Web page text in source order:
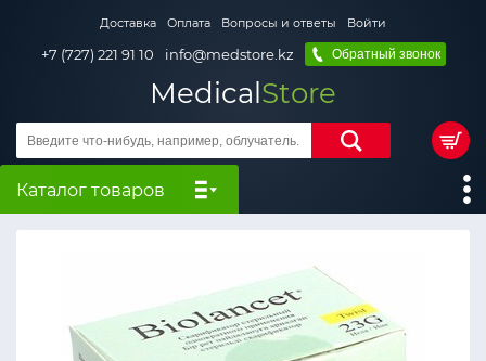
Доставка Оплата Вопросы и ответы Войти
+7 (727) 221 91 10 info@medstore.kz Обратный звонок
MedicalStore
Каталог товаров